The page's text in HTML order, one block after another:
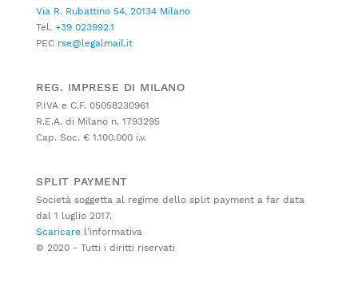
Via R. Rubattino 54, 20134 Milano
Tel. +39 023992.1
PEC rse@legalmail.it
REG. IMPRESE DI MILANO
P.IVA e C.F. 05058230961
R.E.A. di Milano n. 1793295
Cap. Soc. € 1.100.000 i.v.
SPLIT PAYMENT
Società soggetta al regime dello split payment a far data
dal 1 luglio 2017.
Scaricare l’informativa
© 2020 - Tutti i diritti riservati